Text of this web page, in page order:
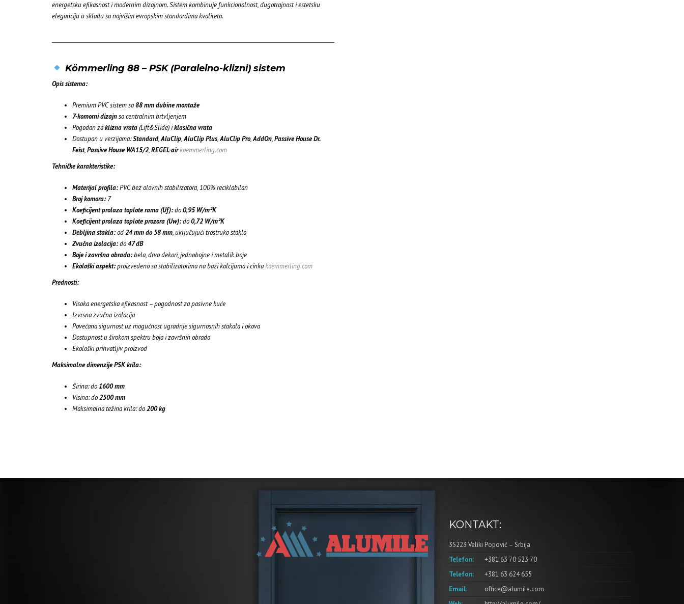
energetsku efikasnost i modernim dizajnom. Sistem kombinuje funkcionalnost, dugotrajnost i estetsku
eleganciju u skladu sa najvišim evropskim standardima kvaliteta.
Kömmerling 88 – PSK (Paralelno-klizni) sistem
Opis sistema:
Premium PVC sistem sa88 mm dubine montaže
7-komorni dizajnsa centralnim brtvljenjem
Pogodan zaklizna vrata(Lift&Slide) iklasična vrata
Dostupan u verzijama:Standard,AluClip,AluClip Plus,AluClip Pro,AddOn,Passive House Dr.
Feist,Passive House WA15/2,REGEL-airkoemmerling.com
Tehničke karakteristike:
Materijal profila:PVC bez olovnih stabilizatora, 100% reciklabilan
Broj komora:7
Koeficijent prolaza toplote rama (Uf):do0,95 W/m²K
Koeficijent prolaza toplote prozora (Uw):do0,72 W/m²K
Debljina stakla:od24 mm do 58 mm, uključujući trostruko staklo
Zvučna izolacija:do47 dB
Boje i završna obrada:bela, drvo dekori, jednobojne i metalik boje
Ekološki aspekt:proizvedeno sa stabilizatorima na bazi kalcijuma i cinkakoemmerling.com
Prednosti:
Visoka energetska efikasnost – pogodnost za pasivne kuće
Izvrsna zvučna izolacija
Povećana sigurnost uz mogućnost ugradnje sigurnosnih stakala i okova
Dostupnost u širokom spektru boja i završnih obrada
Ekološki prihvatljiv proizvod
Maksimalne dimenzije PSK krila:
Širina: do1600 mm
Visina: do2500 mm
Maksimalna težina krila: do200 kg
KONTAKT:
35223 Veliki Popović – Srbija
Telefon:
+381 63 70 523 70
Telefon:
+381 63 624 655
Email:
office@alumile.com